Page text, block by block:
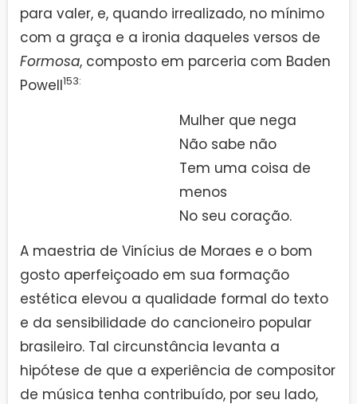
para valer, e, quando irrealizado, no mínimo
com a graça e a ironia daqueles versos de
Formosa, composto em parceria com Baden
Powell153:
Mulher que nega
Não sabe não
Tem uma coisa de
menos
No seu coração.
A maestria de Vinícius de Moraes e o bom
gosto aperfeiçoado em sua formação
estética elevou a qualidade formal do texto
e da sensibilidade do cancioneiro popular
brasileiro. Tal circunstância levanta a
hipótese de que a experiência de compositor
de música tenha contribuído, por seu lado,